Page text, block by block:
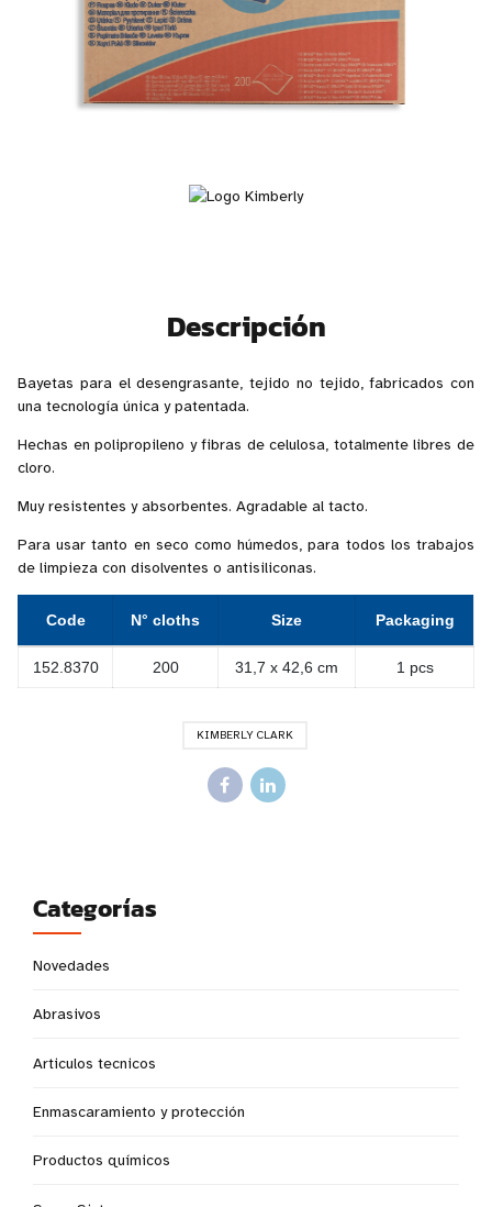
Descripción
Bayetas para el desengrasante, tejido no tejido, fabricados con
una tecnología única y patentada.
Hechas en polipropileno y fibras de celulosa, totalmente libres de
cloro.
Muy resistentes y absorbentes. Agradable al tacto.
Para usar tanto en seco como húmedos, para todos los trabajos
de limpieza con disolventes o antisiliconas.
Code N° cloths Size Packaging
152.8370 200 31,7 x 42,6 cm 1 pcs
KIMBERLY CLARK
Categorías
Novedades
Abrasivos
Articulos tecnicos
Enmascaramiento y protección
Productos químicos